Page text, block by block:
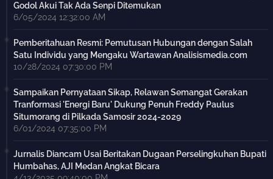
Godol Akui Tak Ada Senpi Ditemukan
6/05/2024 12:32:00 AM
Pemberitahuan Resmi: Pemutusan Hubungan dengan Salah
Satu Individu yang Mengaku Wartawan Analisismedia.com
10/28/2024 07:30:00 PM
Sampaikan Pernyataan Sikap, Relawan Semangat Gerakan
Tranformasi 'Energi Baru' Dukung Penuh Freddy Paulus
Situmorang di Pilkada Samosir 2024-2029
6/01/2024 07:35:00 PM
Jurnalis Diancam Usai Beritakan Dugaan Perselingkuhan Bupati
Humbahas, AJI Medan Angkat Bicara